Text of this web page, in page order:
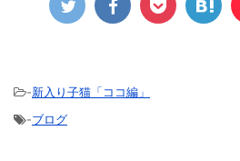
-新入り子猫「ココ編」
-ブログ